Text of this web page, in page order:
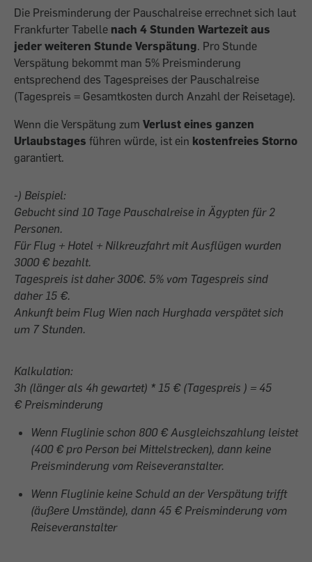
Die Preisminderung der Pauschalreise errechnet sich laut
Frankfurter Tabelle nach 4 Stunden Wartezeit aus
jeder weiteren Stunde Verspätung. Pro Stunde
Verspätung bekommt man 5% Preisminderung
entsprechend des Tagespreises der Pauschalreise
(Tagespreis = Gesamtkosten durch Anzahl der Reisetage).
Wenn die Verspätung zum Verlust eines ganzen
Urlaubstages führen würde, ist ein kostenfreies Storno
garantiert.
-) Beispiel:
Gebucht sind 10 Tage Pauschalreise in Ägypten für 2
Personen.
Für Flug + Hotel + Nilkreuzfahrt mit Ausflügen wurden
3000 € bezahlt.
Tagespreis ist daher 300€. 5% vom Tagespreis sind
daher 15 €.
Ankunft beim Flug Wien nach Hurghada verspätet sich
um 7 Stunden.
Kalkulation:
3h (länger als 4h gewartet) * 15 € (Tagespreis ) = 45
€ Preisminderung
Wenn Fluglinie schon 800 € Ausgleichszahlung leistet
(400 € pro Person bei Mittelstrecken), dann keine
Preisminderung vom Reiseveranstalter.
Wenn Fluglinie keine Schuld an der Verspätung trifft
(äußere Umstände), dann 45 € Preisminderung vom
Reiseveranstalter